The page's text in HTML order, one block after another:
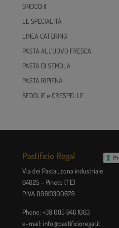
GNOCCHI
LE SPECIALITÀ
LINEA CATERING
PASTA ALL'UOVO FRESCA
PASTA DI SEMOLA
PASTA RIPIENA
SFOGLIE e CRESPELLE
Pastificio Regal
Via dei Pastai, zona industriale
64025 – Pineto (TE)
P.IVA 00619300676
Phone: +39 085 946 1063
e-mail: info@pastificioregal.it